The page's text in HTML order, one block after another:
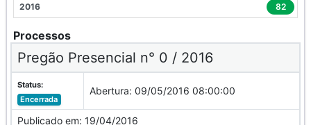
2016 82
Processos
Pregão Presencial n° 0 / 2016
Status:
Encerrada
Abertura: 09/05/2016 08:00:00
Publicado em: 19/04/2016